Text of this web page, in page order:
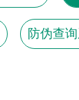
防伪查